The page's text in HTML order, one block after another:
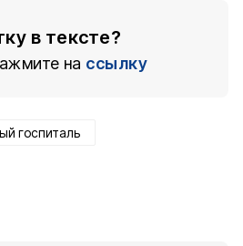
в тексте?
на ссылку
госпиталь